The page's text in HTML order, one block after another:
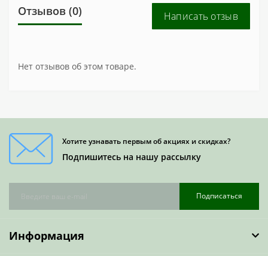
Отзывов (0) Написать отзыв
Нет отзывов об этом товаре.
Хотите узнавать первым об акциях и скидках?
Подпишитесь на нашу рассылку
Подписаться
Информация